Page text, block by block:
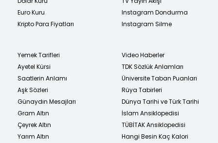
Euro Kuru
Kripto Para Fiyatları
Instagram Dondurma
Instagram Silme
Yemek Tarifleri
Ayetel Kürsi
Saatlerin Anlamı
Aşk Sözleri
Günaydın Mesajları
Gram Altın
Çeyrek Altın
Yarım Altın
Video Haberler
TDK Sözlük Anlamları
Üniversite Taban Puanları
Rüya Tabirleri
Dünya Tarihi ve Türk Tarihi
İslam Ansiklopedisi
TÜBİTAK Ansiklopedisi
Hangi Besin Kaç Kalori